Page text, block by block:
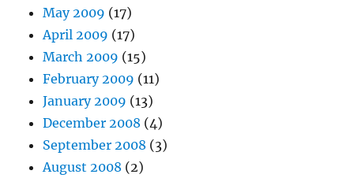
May 2009 (17)
April 2009 (17)
March 2009 (15)
February 2009 (11)
January 2009 (13)
December 2008 (4)
September 2008 (3)
August 2008 (2)